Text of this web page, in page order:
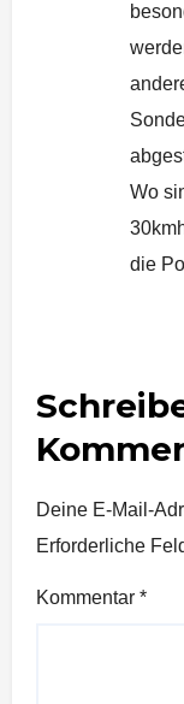
Wo
die
Deine E-Mail-
Erforderliche
Kommentar *